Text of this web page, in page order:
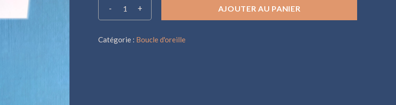
AJOUTER AU PANIER
Catégorie : Boucle d'oreille